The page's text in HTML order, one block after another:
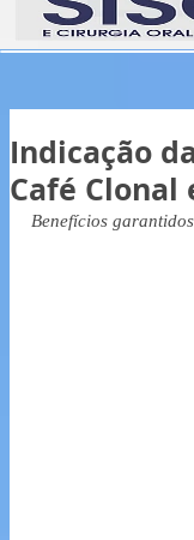
Indicação
Café
Benefícios